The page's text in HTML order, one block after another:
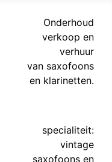
Onderhoud
verkoop en
verhuur
van saxofoons
en klarinetten.
specialiteit:
vintage
saxofoons en